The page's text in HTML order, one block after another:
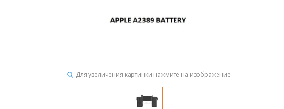
Для увеличения картинки нажмите на изображение